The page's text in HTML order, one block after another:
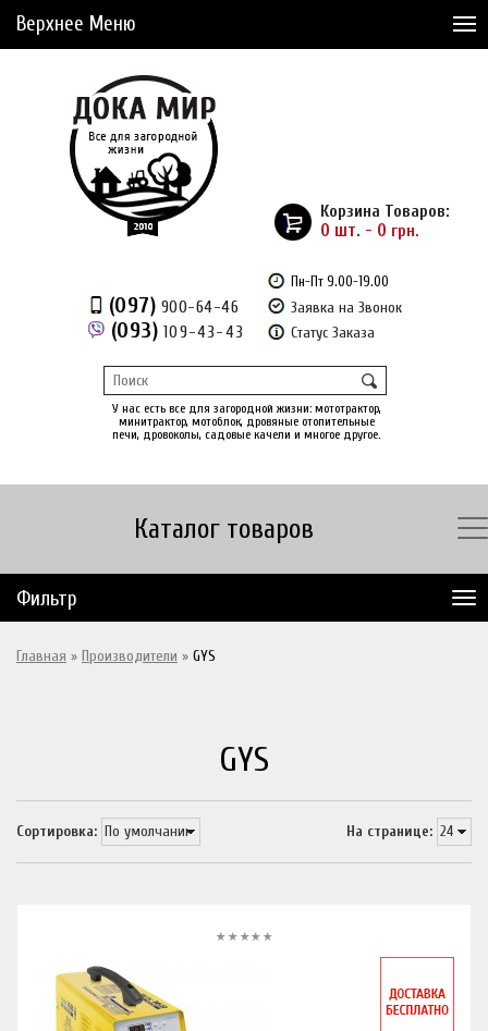
Верхнее Меню
Доставка и Оплата
Рассрочка
Доставка из Америки
Отложенные товары (0)
(097) 900-64-46
(093) 109-43-43
Пн-Пт 9.00-19.00
Заявка на Звонок
Статус Заказа
У нас есть все для загородной жизни: мототрактор,
минитрактор, мотоблок, дровяные отопительные
печи, дровоколы, садовые качели и многое другое.
Корзина Товаров:
0 шт. - 0 грн.
Каталог товаров
Фильтр
Главная » Производители » GYS
GYS
На странице:
Сортировка: